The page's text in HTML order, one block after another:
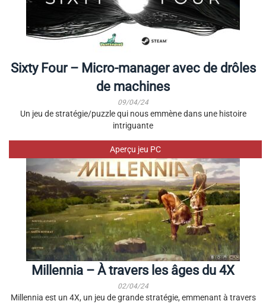
Sixty Four – Micro-manager avec de drôles
de machines
09/04/24
Un jeu de stratégie/puzzle qui nous emmène dans une histoire
intriguante
Aperçu jeu PC
Millennia – À travers les âges du 4X
02/04/24
Millennia est un 4X, un jeu de grande stratégie, emmenant à travers